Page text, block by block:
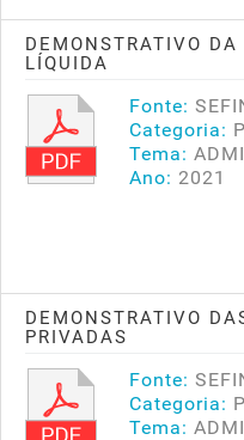
DEMONSTRATIVO DA
LÍQUIDA
Fonte:
Categoria:
Tema:
Ano: 2021
DEMONSTRATIVO
PRIVADAS
Fonte:
Categoria:
Tema: